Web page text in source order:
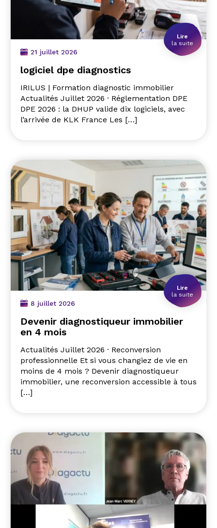
Lire
la suite
21 juillet 2026
logiciel dpe diagnostics
IRILUS | Formation diagnostic immobilier
Actualités Juillet 2026 · Réglementation DPE
DPE 2026 : la DHUP valide dix logiciels, avec
l’arrivée de KLK France Les […]
Lire
la suite
8 juillet 2026
Devenir diagnostiqueur immobilier
en 4 mois
Actualités Juillet 2026 · Reconversion
professionnelle Et si vous changiez de vie en
moins de 4 mois ? Devenir diagnostiqueur
immobilier, une reconversion accessible à tous
[…]